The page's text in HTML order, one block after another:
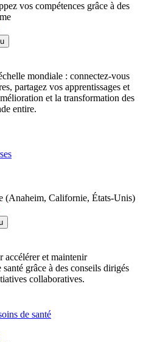
vos compétences grâce à des
mondiale : connectez-vous
partagez vos apprentissages et
et la transformation des
entire.
(Anaheim, Californie, États-Unis)
accélérer et maintenir
grâce à des conseils dirigés
collaboratives.
de santé